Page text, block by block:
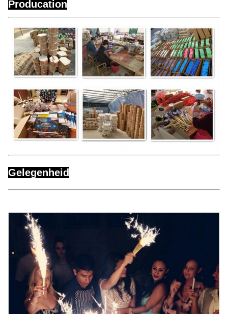
Producation
Gelegenheid